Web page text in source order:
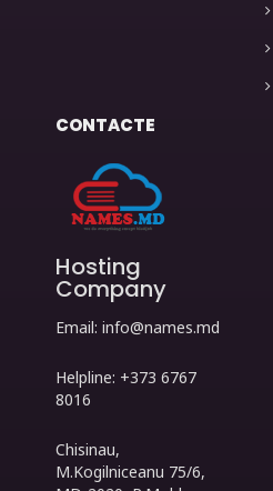
CONTACTE
Hosting
Company
Email: info@names.md
Helpline: +373 6767
8016
Chisinau,
M.Kogilniceanu 75/6,